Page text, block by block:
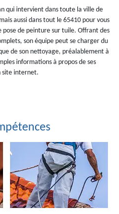
qui intervient dans toute la ville de
aussi dans tout le 65410 pour vous
pose de peinture sur tuile. Offrant des
son équipe peut se charger du
de son nettoyage, préalablement à
informations à propos de ses
site internet.